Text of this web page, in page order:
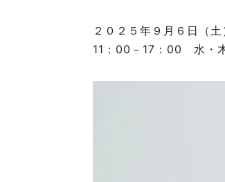
２０２５年９月６日（土
11：00－17：00 水・